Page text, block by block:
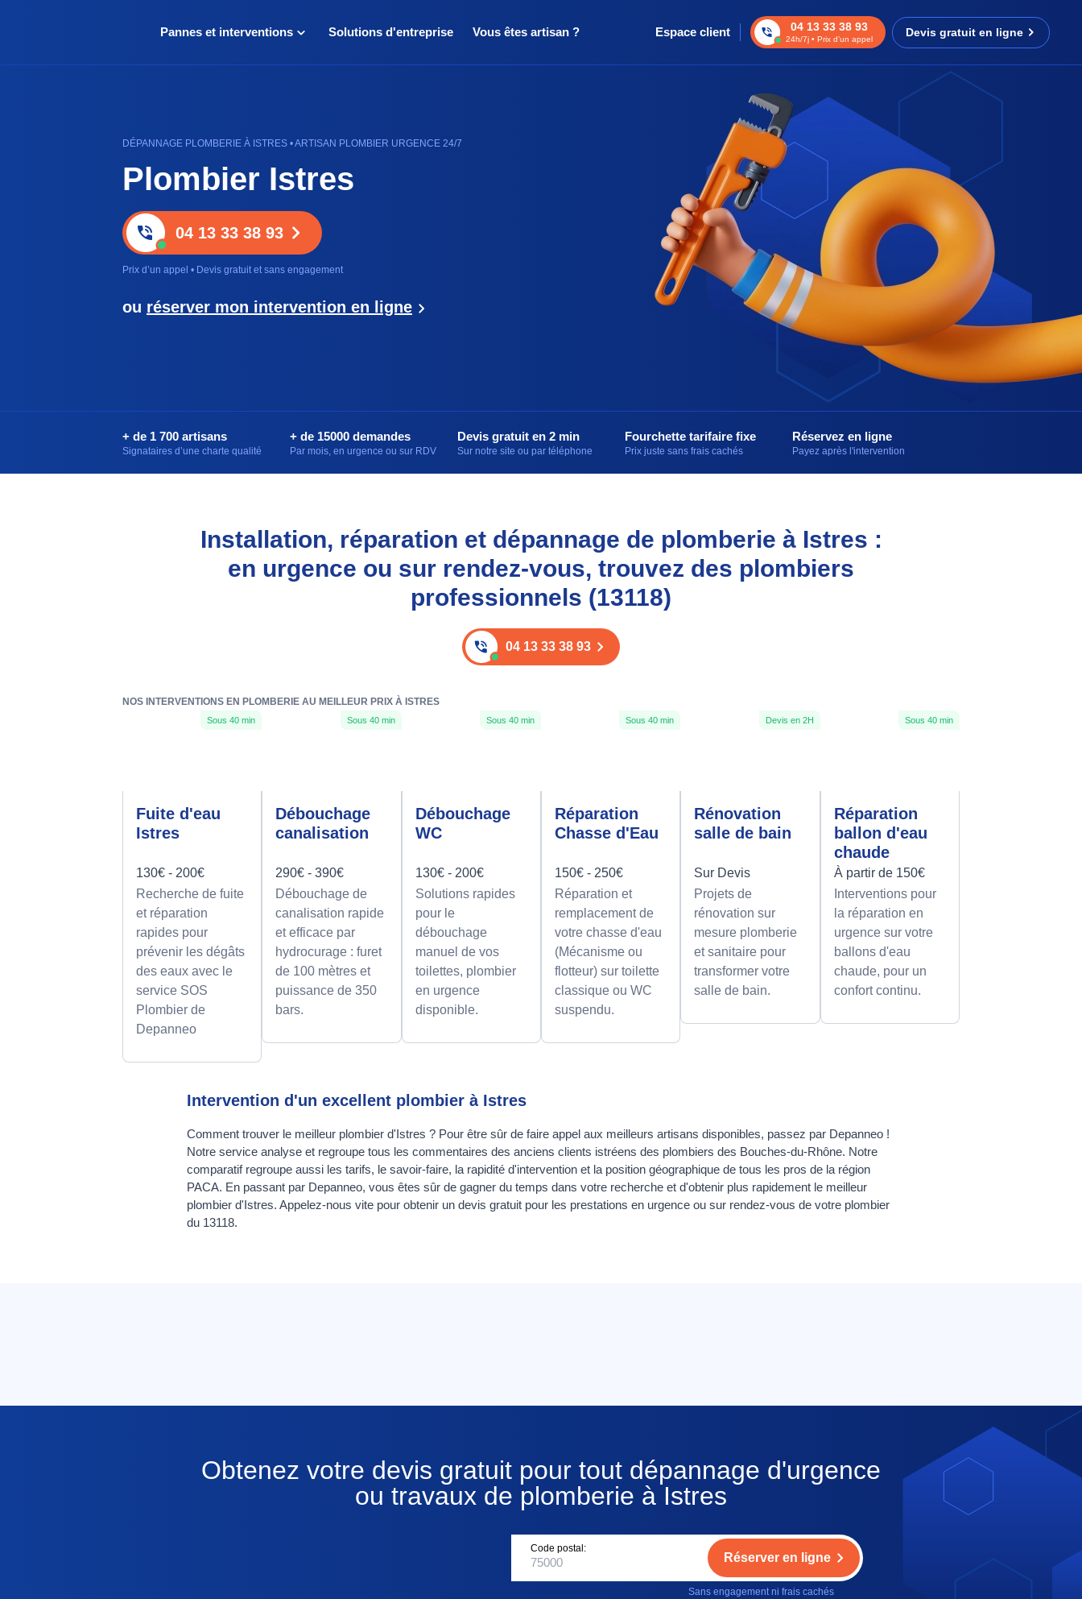
Pannes et interventions Solutions d'entreprise Vous êtes artisan ? Espace client 04 13 33 38 93
24h/7j • Prix d’un appel
Devis gratuit en ligne
DÉPANNAGE PLOMBERIE À ISTRES • ARTISAN PLOMBIER URGENCE 24/7
Plombier Istres
04 13 33 38 93
Prix d’un appel • Devis gratuit et sans engagement
ou réserver mon intervention en ligne
+ de 1 700 artisans
Signataires d’une charte qualité
+ de 15000 demandes
Par mois, en urgence ou sur RDV
Devis gratuit en 2 min
Sur notre site ou par téléphone
Fourchette tarifaire fixe
Prix juste sans frais cachés
Réservez en ligne
Payez après l'intervention
Installation, réparation et dépannage de plomberie à Istres :
en urgence ou sur rendez-vous, trouvez des plombiers
professionnels (13118)
04 13 33 38 93
NOS INTERVENTIONS EN PLOMBERIE AU MEILLEUR PRIX À ISTRES
Sous 40 min
Fuite d'eau
Istres
130€ - 200€
Recherche de fuite
et réparation
rapides pour
prévenir les dégâts
des eaux avec le
service SOS
Plombier de
Depanneo
Sous 40 min
Débouchage
canalisation
290€ - 390€
Débouchage de
canalisation rapide
et efficace par
hydrocurage : furet
de 100 mètres et
puissance de 350
bars.
Sous 40 min
Débouchage
WC
130€ - 200€
Solutions rapides
pour le
débouchage
manuel de vos
toilettes, plombier
en urgence
disponible.
Sous 40 min
Réparation
Chasse d'Eau
150€ - 250€
Réparation et
remplacement de
votre chasse d'eau
(Mécanisme ou
flotteur) sur toilette
classique ou WC
suspendu.
Devis en 2H
Rénovation
salle de bain
Sur Devis
Projets de
rénovation sur
mesure plomberie
et sanitaire pour
transformer votre
salle de bain.
Sous 40 min
Réparation
ballon d'eau
chaude
À partir de 150€
Interventions pour
la réparation en
urgence sur votre
ballons d'eau
chaude, pour un
confort continu.
Intervention d'un excellent plombier à Istres
Comment trouver le meilleur plombier d'Istres ? Pour être sûr de faire appel aux meilleurs artisans disponibles, passez par Depanneo !
Notre service analyse et regroupe tous les commentaires des anciens clients istréens des plombiers des Bouches-du-Rhône. Notre
comparatif regroupe aussi les tarifs, le savoir-faire, la rapidité d'intervention et la position géographique de tous les pros de la région
PACA. En passant par Depanneo, vous êtes sûr de gagner du temps dans votre recherche et d'obtenir plus rapidement le meilleur
plombier d'Istres. Appelez-nous vite pour obtenir un devis gratuit pour les prestations en urgence ou sur rendez-vous de votre plombier
du 13118.
Obtenez votre devis gratuit pour tout dépannage d'urgence
ou travaux de plomberie à Istres
Code postal:
Réserver en ligne
Sans engagement ni frais cachés